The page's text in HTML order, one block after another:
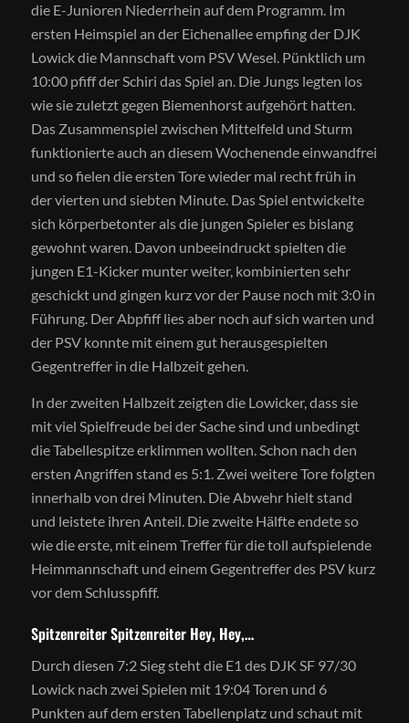
die E-Junioren Niederrhein auf dem Programm. Im
ersten Heimspiel an der Eichenallee empfing der DJK
Lowick die Mannschaft vom PSV Wesel. Pünktlich um
10:00 pfiff der Schiri das Spiel an. Die Jungs legten los
wie sie zuletzt gegen Biemenhorst aufgehört hatten.
Das Zusammenspiel zwischen Mittelfeld und Sturm
funktionierte auch an diesem Wochenende einwandfrei
und so fielen die ersten Tore wieder mal recht früh in
der vierten und siebten Minute. Das Spiel entwickelte
sich körperbetonter als die jungen Spieler es bislang
gewohnt waren. Davon unbeeindruckt spielten die
jungen E1-Kicker munter weiter, kombinierten sehr
geschickt und gingen kurz vor der Pause noch mit 3:0 in
Führung. Der Abpfiff lies aber noch auf sich warten und
der PSV konnte mit einem gut herausgespielten
Gegentreffer in die Halbzeit gehen.
In der zweiten Halbzeit zeigten die Lowicker, dass sie
mit viel Spielfreude bei der Sache sind und unbedingt
die Tabellespitze erklimmen wollten. Schon nach den
ersten Angriffen stand es 5:1. Zwei weitere Tore folgten
innerhalb von drei Minuten. Die Abwehr hielt stand
und leistete ihren Anteil. Die zweite Hälfte endete so
wie die erste, mit einem Treffer für die toll aufspielende
Heimmannschaft und einem Gegentreffer des PSV kurz
vor dem Schlusspfiff.
Spitzenreiter Spitzenreiter Hey, Hey,…
Durch diesen 7:2 Sieg steht die E1 des DJK SF 97/30
Lowick nach zwei Spielen mit 19:04 Toren und 6
Punkten auf dem ersten Tabellenplatz und schaut mit